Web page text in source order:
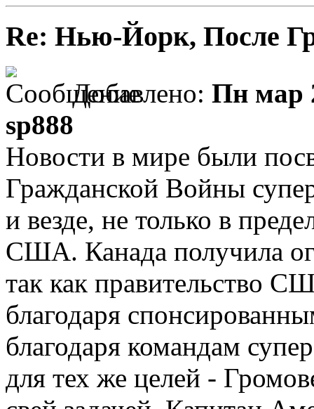
Re: Нью-Йорк, После
Добавлено: Пн мар
sp888
Новости в мире были
Гражданской Войны
и везде, не только в
США. Канада получила
так как правительство
благодаря
благодаря командам
для тех же целей -